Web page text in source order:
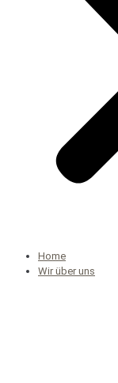
Home
Wir über uns